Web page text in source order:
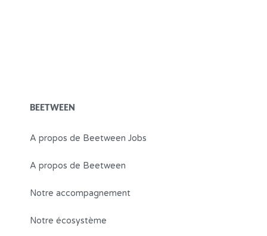
BEETWEEN
A propos de Beetween Jobs
A propos de Beetween
Notre accompagnement
Notre écosystème